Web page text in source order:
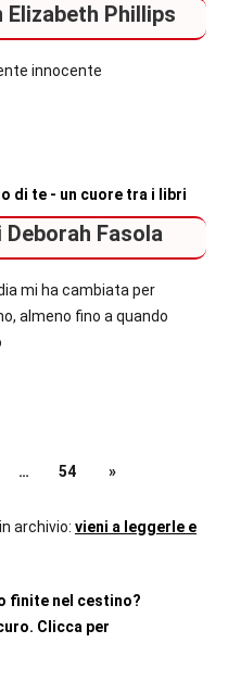
Phillips
innocente
Fasola
mi ha cambiata per
almeno fino a quando
… 54
Articolo
»
archivio: vieni a leggerle e